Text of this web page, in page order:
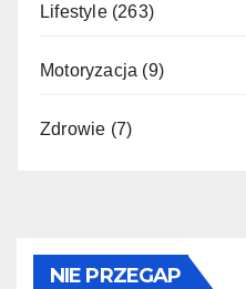
Lifestyle(263)
Motoryzacja (9)
Zdrowie (7)
NIE PRZEGAP